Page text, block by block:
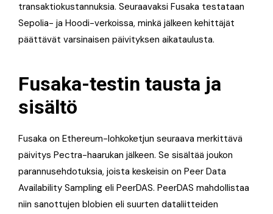
transaktiokustannuksia. Seuraavaksi Fusaka testataan
Sepolia- ja Hoodi-verkoissa, minkä jälkeen kehittäjät
päättävät varsinaisen päivityksen aikataulusta.
Fusaka-testin tausta ja
sisältö
Fusaka on Ethereum-lohkoketjun seuraava merkittävä
päivitys Pectra-haarukan jälkeen. Se sisältää joukon
parannusehdotuksia, joista keskeisin on Peer Data
Availability Sampling eli PeerDAS. PeerDAS mahdollistaa
niin sanottujen blobien eli suurten dataliitteiden